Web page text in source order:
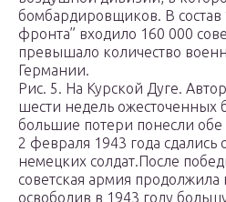
бомбардировщиков. В состав
фронта” входило 160 000
превышало количество
Германии.
Рис. 5. На Курской Дуге.
шести недель ожесточенных
большие потери понесли обе
2 февраля 1943 года
немецких солдат.После
советская армия продолжила
освободив в 1943 году